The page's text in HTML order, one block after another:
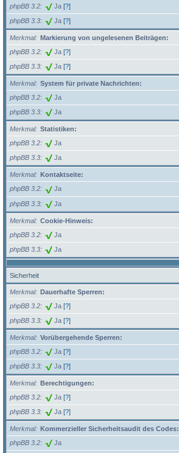
phpBB 3.2
Ja [?]
phpBB 3.3 Ja [?]
Merkmal
Markierung von ungelesenen Beiträgen:
phpBB 3.2
Ja [?]
phpBB 3.3 Ja [?]
Merkmal
System für private Nachrichten:
phpBB 3.2
Ja
phpBB 3.3 Ja
Merkmal
Statistiken:
phpBB 3.2
Ja
phpBB 3.3 Ja
Merkmal
Kontaktseite:
phpBB 3.2
Ja
phpBB 3.3 Ja
Merkmal
Cookie-Hinweis:
phpBB 3.2
Ja
phpBB 3.3 Ja
Sicherheit
Merkmal
Dauerhafte Sperren:
phpBB 3.2
Ja [?]
phpBB 3.3 Ja [?]
Merkmal
Vorübergehende Sperren:
phpBB 3.2
Ja [?]
phpBB 3.3 Ja [?]
Merkmal
Berechtigungen:
phpBB 3.2
Ja [?]
phpBB 3.3 Ja [?]
Merkmal
Kommerzieller Sicherheitsaudit des Codes:
phpBB 3.2
Ja